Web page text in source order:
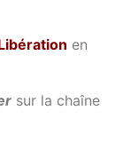
en
sur la chaîne